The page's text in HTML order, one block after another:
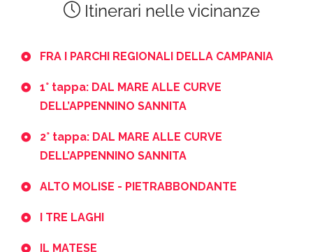
Itinerari nelle vicinanze
FRA I PARCHI REGIONALI DELLA CAMPANIA
1° tappa: DAL MARE ALLE CURVE
DELL’APPENNINO SANNITA
2° tappa: DAL MARE ALLE CURVE
DELL’APPENNINO SANNITA
ALTO MOLISE - PIETRABBONDANTE
I TRE LAGHI
IL MATESE